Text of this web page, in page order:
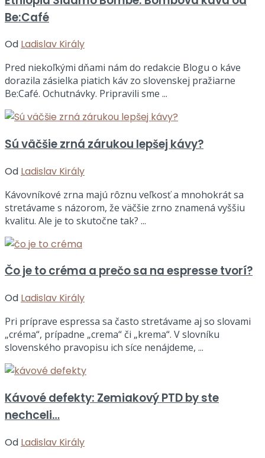
Be:Café
Od Ladislav Király
Pred niekoľkými dňami nám do redakcie Blogu o káve
dorazila zásielka piatich káv zo slovenskej pražiarne
Be:Café. Ochutnávky. Pripravili sme ...
Sú väčšie zrná zárukou lepšej kávy?
Od Ladislav Király
Kávovníkové zrna majú rôznu veľkosť a mnohokrát sa
stretávame s názorom, že väčšie zrno znamená vyššiu
kvalitu. Ale je to skutočne tak? ...
Čo je to créma a prečo sa na espresse tvorí?
Od Ladislav Király
Pri príprave espressa sa často stretávame aj so slovami
„créma“, prípadne „crema“ či „krema“. V slovníku
slovenského pravopisu ich síce nenájdeme, ...
Kávové defekty: Zemiakový PTD by ste
nechceli…
Od Ladislav Király